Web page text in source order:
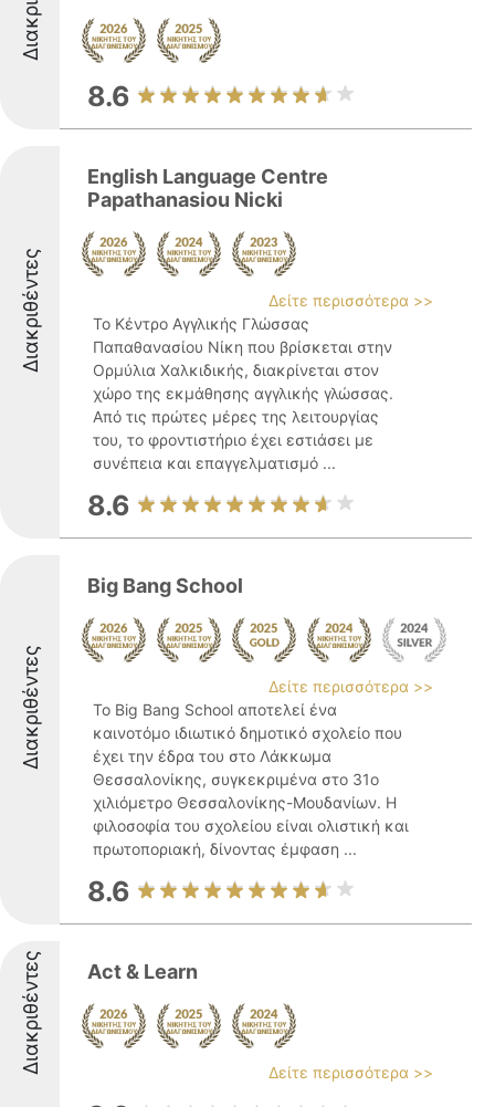
8.6
Διακριθέντες
English Language Centre
Papathanasiou Nicki
Δείτε περισσότερα >>
Το Κέντρο Αγγλικής Γλώσσας
Παπαθανασίου Νίκη που βρίσκεται στην
Ορμύλια Χαλκιδικής, διακρίνεται στον
χώρο της εκμάθησης αγγλικής γλώσσας.
Από τις πρώτες μέρες της λειτουργίας
του, το φροντιστήριο έχει εστιάσει με
συνέπεια και επαγγελματισμό ...
8.6
Διακριθέντες
Big Bang School
Δείτε περισσότερα >>
Το Big Bang School αποτελεί ένα
καινοτόμο ιδιωτικό δημοτικό σχολείο που
έχει την έδρα του στο Λάκκωμα
Θεσσαλονίκης, συγκεκριμένα στο 31ο
χιλιόμετρο Θεσσαλονίκης-Μουδανίων. Η
φιλοσοφία του σχολείου είναι ολιστική και
πρωτοποριακή, δίνοντας έμφαση ...
8.6
Διακριθέντες Act & Learn
Δείτε περισσότερα >>